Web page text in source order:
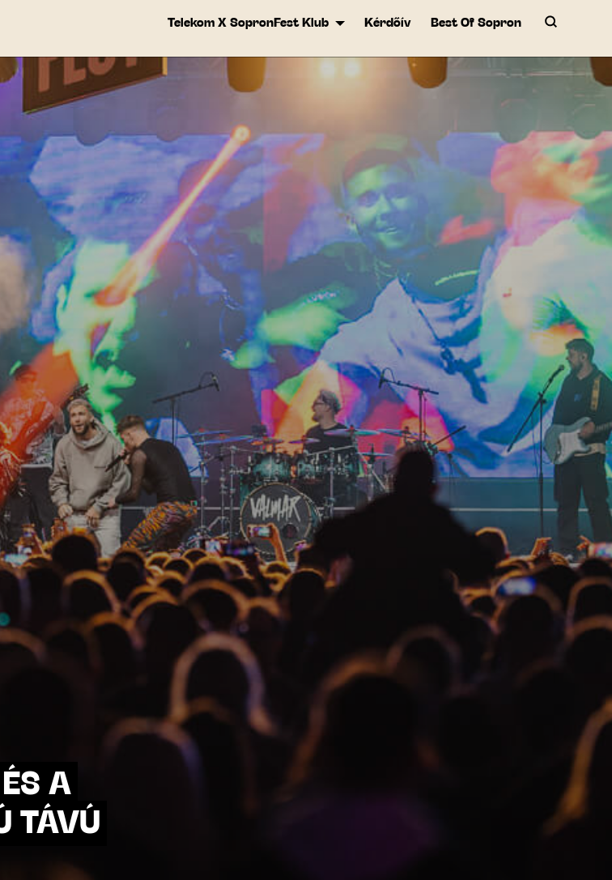
Telekom X SopronFest Klub Kérdőív Best Of Sopron
A
TÁVÚ